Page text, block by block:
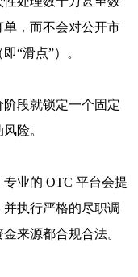
，而不会对公开市
“滑点”）。
阶段就锁定一个固定
险。
专业的 OTC 平台会提
执行严格的尽职调
来源都合规合法。